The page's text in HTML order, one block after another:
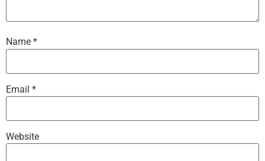
Name *
Email *
Website